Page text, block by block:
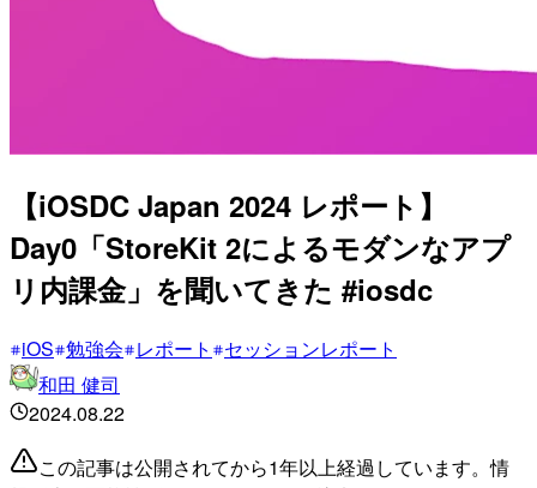
【iOSDC Japan 2024 レポート】
Day0「StoreKit 2によるモダンなアプ
リ内課金」を聞いてきた #iosdc
iOS 勉強会 レポート
セッションレポート
和田 健司
2024.08.22
この記事は公開されてから1年以上経過しています。情